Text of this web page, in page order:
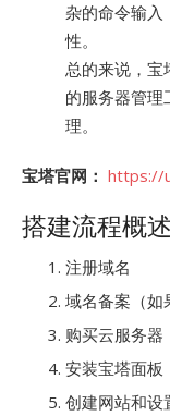
杂的命令输入
性。
总的来说，宝
的服务器管理
理。
宝塔官网： https://
搭建流程概述
注册域名
域名备案（如
购买云服务器
安装宝塔面板
创建网站和设